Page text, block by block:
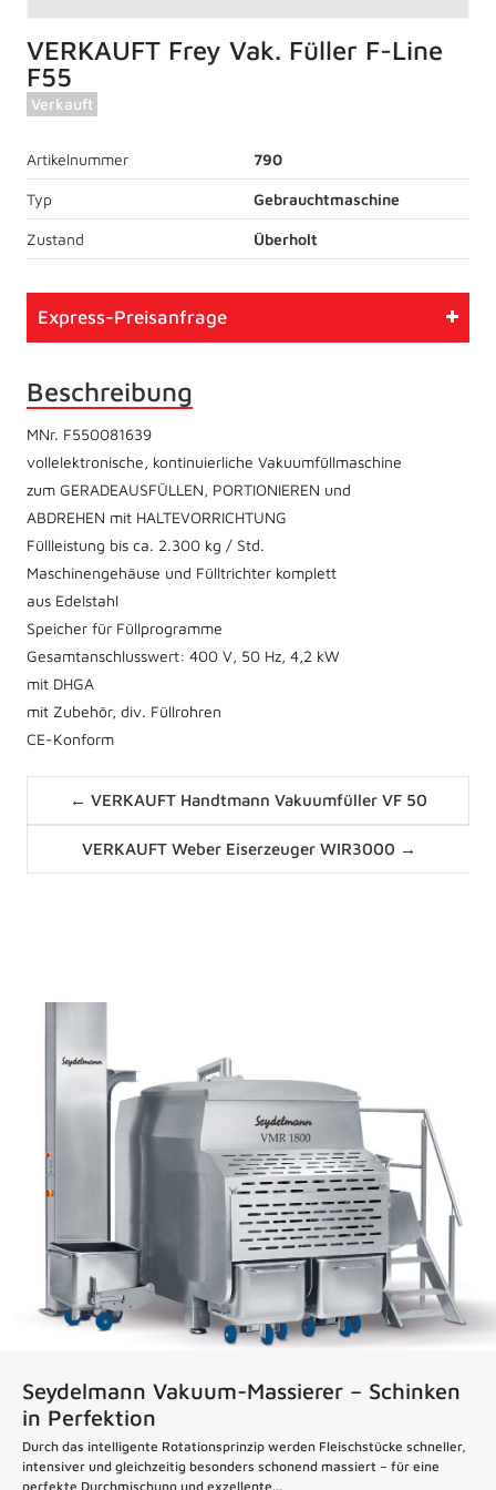
VERKAUFT Frey Vak. Füller F-Line
F55
Verkauft
Artikelnummer
Typ
Zustand
790
Gebrauchtmaschine
Überholt
Express-Preisanfrage
Beschreibung
MNr. F550081639
vollelektronische, kontinuierliche Vakuumfüllmaschine
zum GERADEAUSFÜLLEN, PORTIONIEREN und
ABDREHEN mit HALTEVORRICHTUNG
Füllleistung bis ca. 2.300 kg / Std.
Maschinengehäuse und Fülltrichter komplett
aus Edelstahl
Speicher für Füllprogramme
Gesamtanschlusswert: 400 V, 50 Hz, 4,2 kW
mit DHGA
mit Zubehör, div. Füllrohren
CE-Konform
Posts
navigation
← VERKAUFT Handtmann Vakuumfüller VF 50
Posts
navigation
VERKAUFT Weber Eiserzeuger WIR3000 →
Seydelmann Vakuum-Massierer – Schinken
in Perfektion
Durch das intelligente Rotationsprinzip werden Fleischstücke schneller,
intensiver und gleichzeitig besonders schonend massiert – für eine
perfekte Durchmischung und exzellente...